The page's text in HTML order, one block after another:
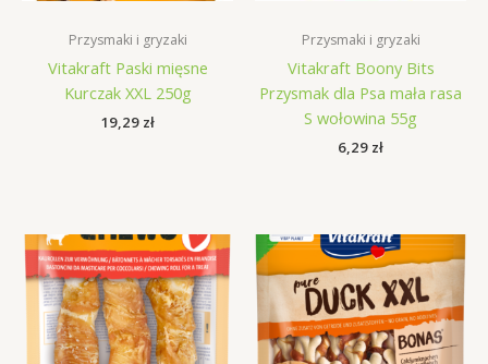
Przysmaki i gryzaki
Vitakraft Paski mięsne
Kurczak XXL 250g
19,29 zł
Przysmaki i gryzaki
Vitakraft Boony Bits
Przysmak dla Psa mała rasa
S wołowina 55g
6,29 zł